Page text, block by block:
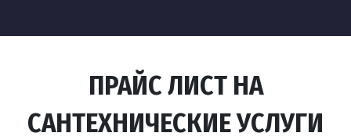
ПРАЙС ЛИСТ НА
САНТЕХНИЧЕСКИЕ УСЛУГИ